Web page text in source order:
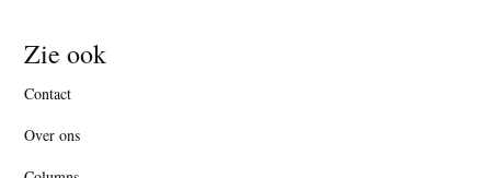
Zie ook
Contact
Over ons